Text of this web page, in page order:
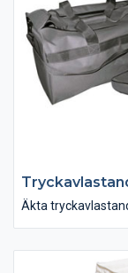
Äkta